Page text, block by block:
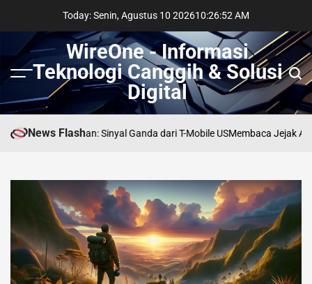
content
Today: Senin, Agustus 10 202610:26:53 AM
Menu
WireOne - Informasi
Teknologi Canggih & Solusi
Digital
News Flash
Persimpangan: Sinyal Ganda dari T-Mobile USMembaca Jejak AI di